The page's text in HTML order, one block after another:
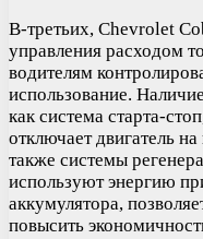
В-третьих, Chevrolet
управления расходом
водителям
использование.
как система старта-
отключает двигатель
также системы
используют энергию
аккумулятора,
повысить